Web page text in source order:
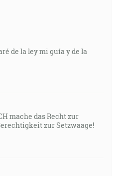
de la ley mi guía y de la
mache das Recht zur
zur Setzwaage!